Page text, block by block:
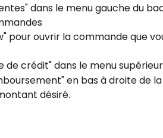
dans le menu gauche du
pour ouvrir la commande que
de crédit" dans le menu
en bas à droite de
désiré.